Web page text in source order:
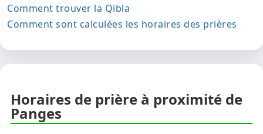
Comment trouver la Qibla
Comment sont calculées les horaires des prières
Horaires de prière à proximité de
Panges